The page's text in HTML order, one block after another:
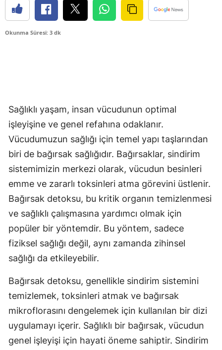
Okunma Süresi: 3 dk
Sağlıklı yaşam, insan vücudunun optimal
işleyişine ve genel refahına odaklanır.
Vücudumuzun sağlığı için temel yapı taşlarından
biri de bağırsak sağlığıdır. Bağırsaklar, sindirim
sistemimizin merkezi olarak, vücudun besinleri
emme ve zararlı toksinleri atma görevini üstlenir.
Bağırsak detoksu, bu kritik organın temizlenmesi
ve sağlıklı çalışmasına yardımcı olmak için
popüler bir yöntemdir. Bu yöntem, sadece
fiziksel sağlığı değil, aynı zamanda zihinsel
sağlığı da etkileyebilir.
Bağırsak detoksu, genellikle sindirim sistemini
temizlemek, toksinleri atmak ve bağırsak
mikroflorasını dengelemek için kullanılan bir dizi
uygulamayı içerir. Sağlıklı bir bağırsak, vücudun
genel işleyişi için hayati öneme sahiptir. Sindirim